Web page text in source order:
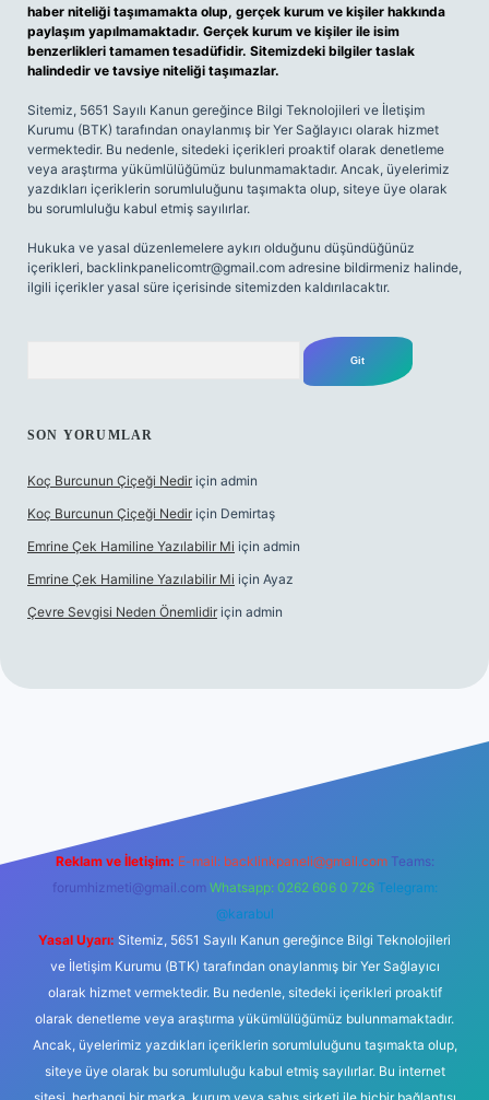
haber niteliği taşımamakta olup, gerçek kurum ve kişiler hakkında
paylaşım yapılmamaktadır. Gerçek kurum ve kişiler ile isim
benzerlikleri tamamen tesadüfidir. Sitemizdeki bilgiler taslak
halindedir ve tavsiye niteliği taşımazlar.
Sitemiz, 5651 Sayılı Kanun gereğince Bilgi Teknolojileri ve İletişim
Kurumu (BTK) tarafından onaylanmış bir Yer Sağlayıcı olarak hizmet
vermektedir. Bu nedenle, sitedeki içerikleri proaktif olarak denetleme
veya araştırma yükümlülüğümüz bulunmamaktadır. Ancak, üyelerimiz
yazdıkları içeriklerin sorumluluğunu taşımakta olup, siteye üye olarak
bu sorumluluğu kabul etmiş sayılırlar.
Hukuka ve yasal düzenlemelere aykırı olduğunu düşündüğünüz
içerikleri, backlinkpanelicomtr@gmail.com adresine bildirmeniz halinde,
ilgili içerikler yasal süre içerisinde sitemizden kaldırılacaktır.
SON YORUMLAR
Koç Burcunun Çiçeği Nedir için admin
Koç Burcunun Çiçeği Nedir için Demirtaş
Emrine Çek Hamiline Yazılabilir Mi için admin
Emrine Çek Hamiline Yazılabilir Mi için Ayaz
Çevre Sevgisi Neden Önemlidir için admin
Reklam ve İletişim: E-mail: backlinkpaneli@gmail.com Teams:
forumhizmeti@gmail.com Whatsapp: 0262 606 0 726 Telegram:
@karabul
Yasal Uyarı: Sitemiz, 5651 Sayılı Kanun gereğince Bilgi Teknolojileri
ve İletişim Kurumu (BTK) tarafından onaylanmış bir Yer Sağlayıcı
olarak hizmet vermektedir. Bu nedenle, sitedeki içerikleri proaktif
olarak denetleme veya araştırma yükümlülüğümüz bulunmamaktadır.
Ancak, üyelerimiz yazdıkları içeriklerin sorumluluğunu taşımakta olup,
siteye üye olarak bu sorumluluğu kabul etmiş sayılırlar. Bu internet